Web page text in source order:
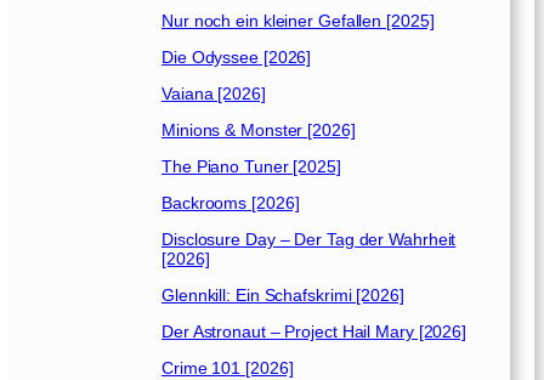
Nur noch ein kleiner Gefallen [2025]
Die Odyssee [2026]
Vaiana [2026]
Minions & Monster [2026]
The Piano Tuner [2025]
Backrooms [2026]
Disclosure Day – Der Tag der Wahrheit
[2026]
Glennkill: Ein Schafskrimi [2026]
Der Astronaut – Project Hail Mary [2026]
Crime 101 [2026]